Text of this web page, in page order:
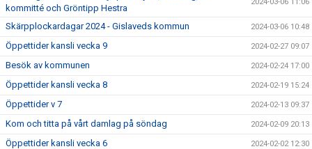
kommitté och Gröntipp Hestra
Skärpplockardagar 2024 - Gislaveds kommun 2024-03-06 10:48
Öppettider kansli vecka 9 2024-02-27 09:07
Besök av kommunen 2024-02-24 17:00
Öppettider kansli vecka 8 2024-02-19 15:24
Öppettider v 7 2024-02-13 09:37
Kom och titta på vårt damlag på söndag 2024-02-09 20:13
Öppettider kansli vecka 6 2024-02-02 12:30